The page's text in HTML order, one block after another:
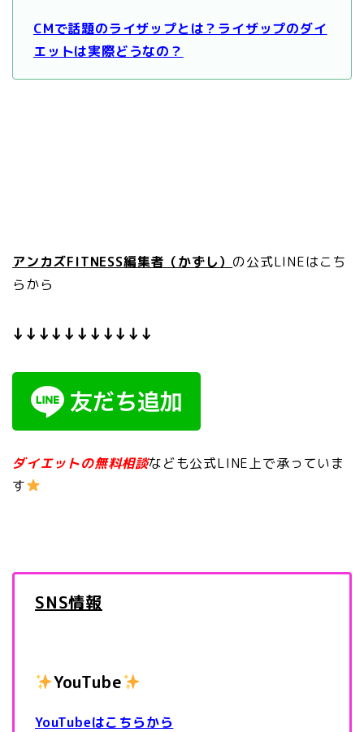
CMで話題のライザップとは？ライザップのダイ
エットは実際どうなの？
アンカズFITNESS編集者（かずし） の公式LINEはこち
らから
↓↓↓↓↓↓↓↓↓↓↓
ダイエットの無料相談なども公式LINE上で承っていま
す
SNS情報
YouTube
YouTubeはこちらから